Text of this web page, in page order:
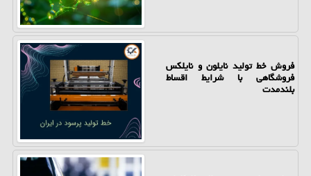
فروش خط تولید نایلون و نایلکس
فروشگاهی با شرایط اقساط
بلندمدت